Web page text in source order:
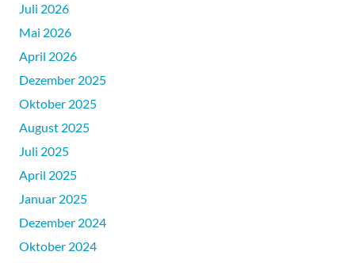
Juli 2026
Mai 2026
April 2026
Dezember 2025
Oktober 2025
August 2025
Juli 2025
April 2025
Januar 2025
Dezember 2024
Oktober 2024